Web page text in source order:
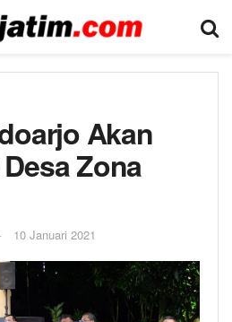
Akan
Zona
10 Januari 2021